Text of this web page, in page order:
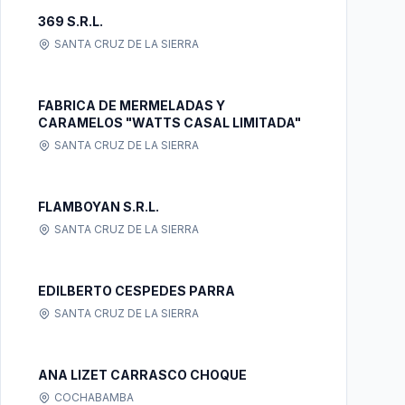
369 S.R.L.
SANTA CRUZ DE LA SIERRA
FABRICA DE MERMELADAS Y
CARAMELOS "WATTS CASAL LIMITADA"
SANTA CRUZ DE LA SIERRA
FLAMBOYAN S.R.L.
SANTA CRUZ DE LA SIERRA
EDILBERTO CESPEDES PARRA
SANTA CRUZ DE LA SIERRA
ANA LIZET CARRASCO CHOQUE
COCHABAMBA